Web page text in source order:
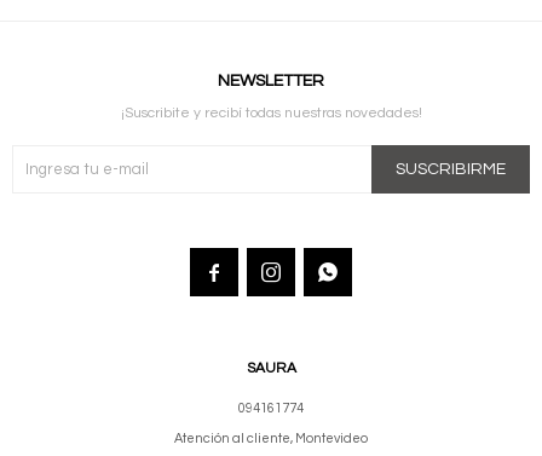
SAURA
094161774
Atención al cliente, Montevideo
NEWSLETTER
¡Suscribite y recibí todas nuestras novedades!
SUSCRIBIRME
  